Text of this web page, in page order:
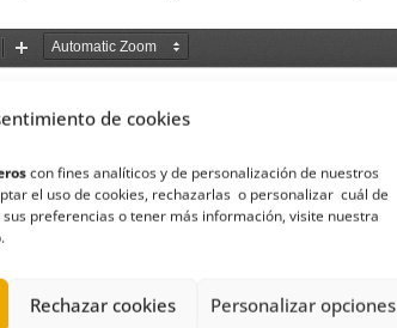
de cookies
con fines analíticos y de personalización de nuestros
el uso de cookies, rechazarlas o personalizar cuál de
preferencias o tener más información, visite nuestra
Rechazar cookies Personalizar opciones